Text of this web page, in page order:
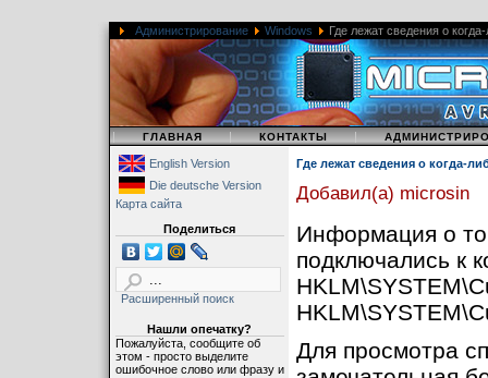
Администрирование Windows Где лежат сведения о
| ГЛАВНАЯ | КОНТАКТЫ |
English Version
Die deutsche Version
Карта сайта
Поделиться
Расширенный поиск
Нашли опечатку?
Пожалуйста, сообщите об
этом - просто выделите
ошибочное слово или фразу и
Где лежат сведения о когда-
Добавил(а) microsin
Информация о
подключались к
Для просмотра